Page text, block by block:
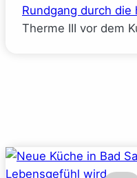
Rundgang durch
Therme III vor dem